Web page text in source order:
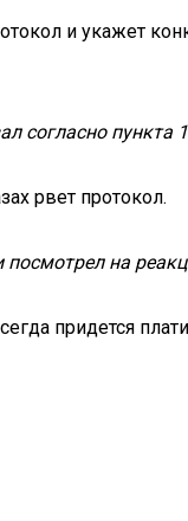
и укажет
согласно
рвет протокол.
посмотрел на
придется